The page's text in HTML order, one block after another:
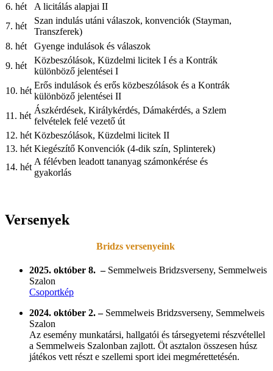
6. hét
A licitálás alapjai II
7. hét
Szan indulás utáni válaszok, konvenciók (Stayman,
Transzferek)
8. hét
Gyenge indulások és válaszok
9. hét
Közbeszólások, Küzdelmi licitek I és a Kontrák
különböző jelentései I
10. hét
Erős indulások és erős közbeszólások és a Kontrák
különböző jelentései II
11. hét
Ászkérdések, Királykérdés, Dámakérdés, a Szlem
felvételek felé vezető út
12. hét Közbeszólások, Küzdelmi licitek II
13. hét Kiegészítő Konvenciók (4-dik szín, Splinterek)
14. hét
A félévben leadott tananyag számonkérése és
gyakorlás
Versenyek
Bridzs versenyeink
2025. október 8. –Semmelweis Bridzsverseny, Semmelweis
Szalon
Csoportkép
2024. október 2. –Semmelweis Bridzsverseny, Semmelweis
Szalon
Az esemény munkatársi, hallgatói és társegyetemi részvétellel
a Semmelweis Szalonban zajlott. Öt asztalon összesen húsz
játékos vett részt e szellemi sport idei megmérettetésén.